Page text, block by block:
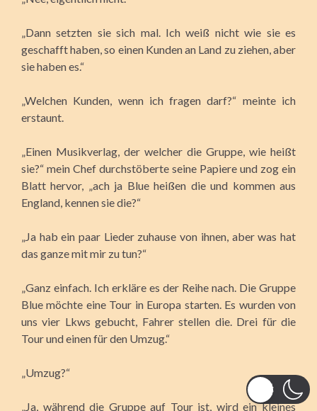
„Dann setzten sie sich mal. Ich weiß nicht wie sie es
geschafft haben, so einen Kunden an Land zu ziehen, aber
sie haben es.“
„Welchen Kunden, wenn ich fragen darf?“ meinte ich
erstaunt.
„Einen Musikverlag, der welcher die Gruppe, wie heißt
sie?“ mein Chef durchstöberte seine Papiere und zog ein
Blatt hervor, „ach ja Blue heißen die und kommen aus
England, kennen sie die?“
„Ja hab ein paar Lieder zuhause von ihnen, aber was hat
das ganze mit mir zu tun?“
„Ganz einfach. Ich erkläre es der Reihe nach. Die Gruppe
Blue möchte eine Tour in Europa starten. Es wurden von
uns vier Lkws gebucht, Fahrer stellen die. Drei für die
Tour und einen für den Umzug.“
„Umzug?“
„Ja, während die Gruppe auf Tour ist, wird ein kleines